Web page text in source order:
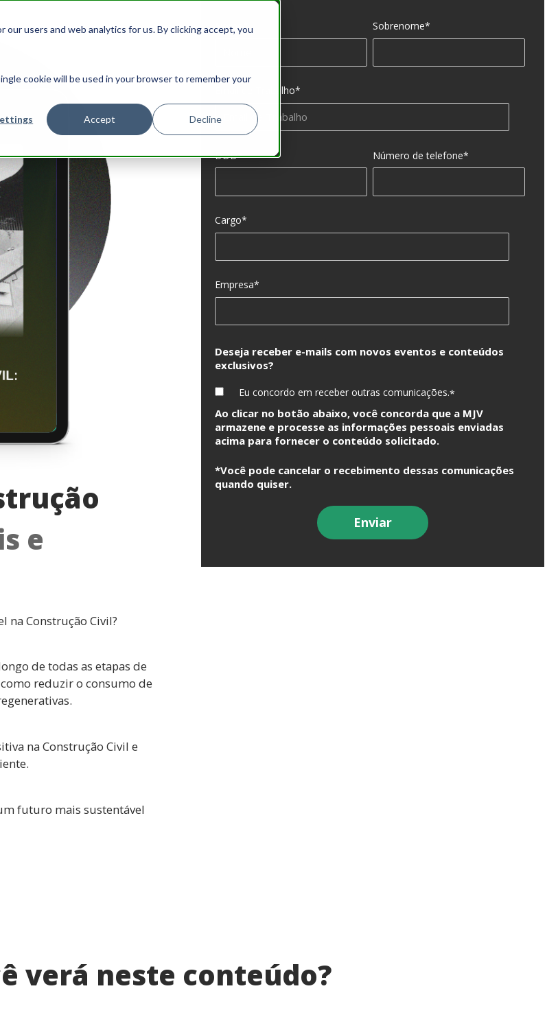
users and web analytics for us. By clicking accept, you
cookie will be used in your browser to remember your
Accept Decline
e
na Construção Civil?
de todas as etapas de
reduzir o consumo de
na Construção Civil e
futuro mais sustentável
Nome* Sobrenome*
Email de Trabalho*
DDD* Número de telefone*
Cargo*
Empresa*
Deseja receber e-mails com novos eventos e conteúdos
exclusivos?
Eu concordo em receber outras comunicações.*
Ao clicar no botão abaixo, você concorda que a MJV
armazene e processe as informações pessoais enviadas
acima para fornecer o conteúdo solicitado.
*Você pode cancelar o recebimento dessas comunicações
quando quiser.
verá neste conteúdo?